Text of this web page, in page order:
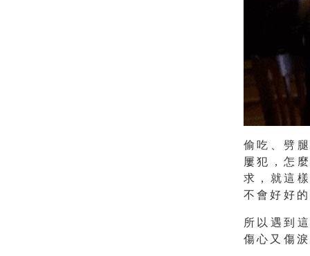
偷吃、劈
屢犯
，怎
求，就這
不會好好
所以遇到
傷心又傷